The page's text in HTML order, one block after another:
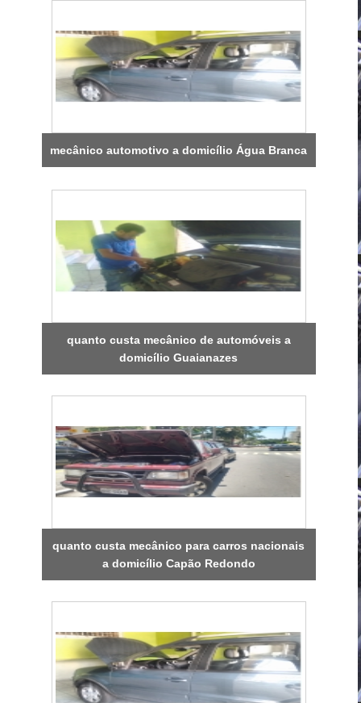
mecânico automotivo a domicílio Água Branca
quanto custa mecânico de automóveis a
domicílio Guaianazes
quanto custa mecânico para carros nacionais
a domicílio Capão Redondo